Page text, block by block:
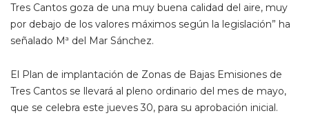
Tres Cantos goza de una muy buena calidad del aire, muy
por debajo de los valores máximos según la legislación” ha
señalado Mª del Mar Sánchez.
El Plan de implantación de Zonas de Bajas Emisiones de
Tres Cantos se llevará al pleno ordinario del mes de mayo,
que se celebra este jueves 30, para su aprobación inicial.